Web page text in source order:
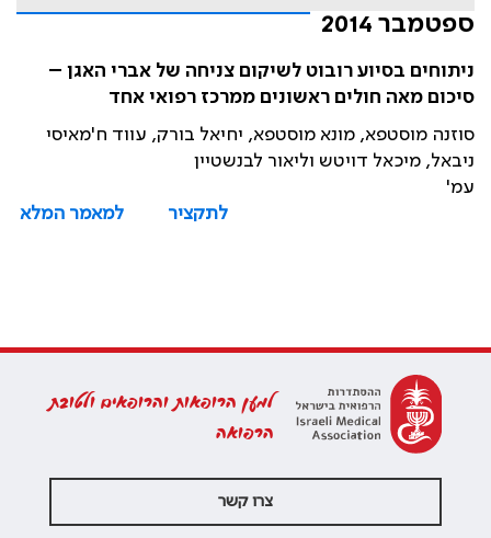
ספטמבר 2014
ניתוחים בסיוע רובוט לשיקום צניחה של אברי האגן –
סיכום מאה חולים ראשונים ממרכז רפואי אחד
סוזנה מוסטפא, מונא מוסטפא, יחיאל בורק, עווד ח'מאיסי
ניבאל, מיכאל דויטש וליאור לבנשטיין
עמ'
לתקציר
למאמר המלא
למען הרופאות והרופאים ולטובת
הרפואה
צרו קשר